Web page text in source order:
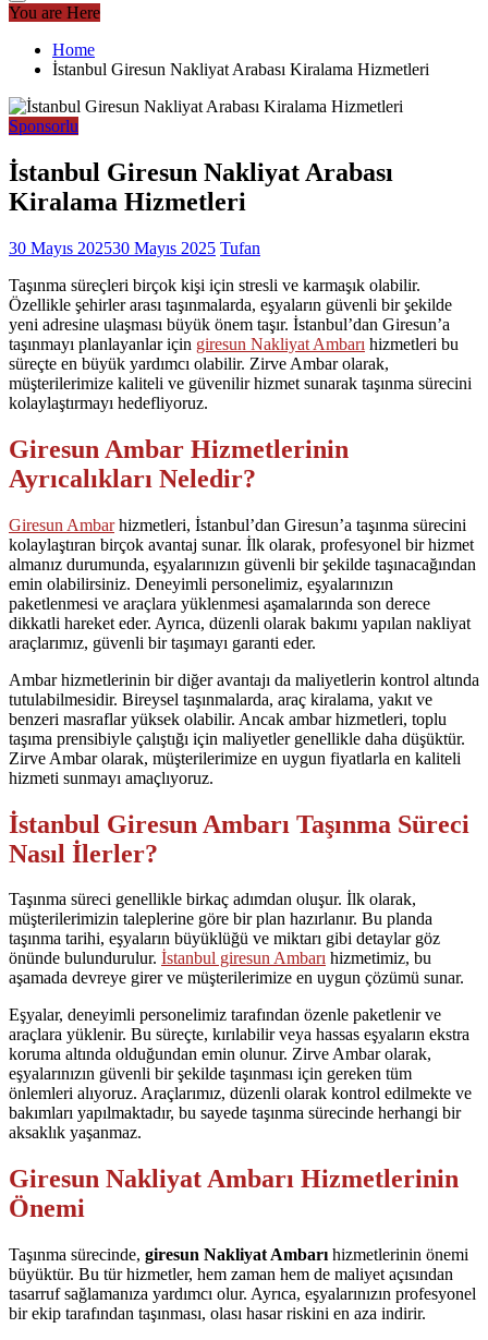
You are Here
Home
İstanbul Giresun Nakliyat Arabası Kiralama Hizmetleri
Sponsorlu
İstanbul Giresun Nakliyat Arabası
Kiralama Hizmetleri
30 Mayıs 202530 Mayıs 2025 Tufan
Taşınma süreçleri birçok kişi için stresli ve karmaşık olabilir.
Özellikle şehirler arası taşınmalarda, eşyaların güvenli bir şekilde
yeni adresine ulaşması büyük önem taşır. İstanbul’dan Giresun’a
taşınmayı planlayanlar için giresun Nakliyat Ambarı hizmetleri bu
süreçte en büyük yardımcı olabilir. Zirve Ambar olarak,
müşterilerimize kaliteli ve güvenilir hizmet sunarak taşınma sürecini
kolaylaştırmayı hedefliyoruz.
Giresun Ambar Hizmetlerinin
Ayrıcalıkları Neledir?
Giresun Ambarhizmetleri, İstanbul’dan Giresun’a taşınma sürecini
kolaylaştıran birçok avantaj sunar. İlk olarak, profesyonel bir hizmet
almanız durumunda, eşyalarınızın güvenli bir şekilde taşınacağından
emin olabilirsiniz. Deneyimli personelimiz, eşyalarınızın
paketlenmesi ve araçlara yüklenmesi aşamalarında son derece
dikkatli hareket eder. Ayrıca, düzenli olarak bakımı yapılan nakliyat
araçlarımız, güvenli bir taşımayı garanti eder.
Ambar hizmetlerinin bir diğer avantajı da maliyetlerin kontrol altında
tutulabilmesidir. Bireysel taşınmalarda, araç kiralama, yakıt ve
benzeri masraflar yüksek olabilir. Ancak ambar hizmetleri, toplu
taşıma prensibiyle çalıştığı için maliyetler genellikle daha düşüktür.
Zirve Ambar olarak, müşterilerimize en uygun fiyatlarla en kaliteli
hizmeti sunmayı amaçlıyoruz.
İstanbul Giresun Ambarı Taşınma Süreci
Nasıl İlerler?
Taşınma süreci genellikle birkaç adımdan oluşur. İlk olarak,
müşterilerimizin taleplerine göre bir plan hazırlanır. Bu planda
taşınma tarihi, eşyaların büyüklüğü ve miktarı gibi detaylar göz
önünde bulundurulur. İstanbul giresun Ambarı hizmetimiz, bu
aşamada devreye girer ve müşterilerimize en uygun çözümü sunar.
Eşyalar, deneyimli personelimiz tarafından özenle paketlenir ve
araçlara yüklenir. Bu süreçte, kırılabilir veya hassas eşyaların ekstra
koruma altında olduğundan emin olunur. Zirve Ambar olarak,
eşyalarınızın güvenli bir şekilde taşınması için gereken tüm
önlemleri alıyoruz. Araçlarımız, düzenli olarak kontrol edilmekte ve
bakımları yapılmaktadır, bu sayede taşınma sürecinde herhangi bir
aksaklık yaşanmaz.
Giresun Nakliyat Ambarı Hizmetlerinin
Önemi
Taşınma sürecinde, giresun Nakliyat Ambarı hizmetlerinin önemi
büyüktür. Bu tür hizmetler, hem zaman hem de maliyet açısından
tasarruf sağlamanıza yardımcı olur. Ayrıca, eşyalarınızın profesyonel
bir ekip tarafından taşınması, olası hasar riskini en aza indirir.